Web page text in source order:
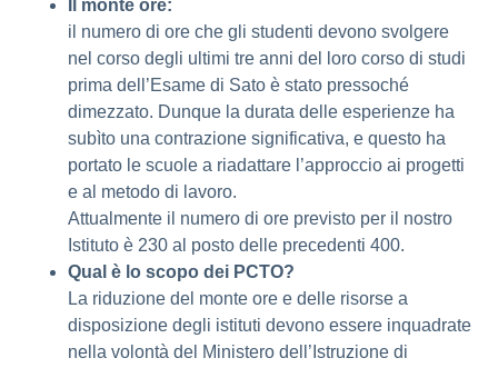
Il monte ore:
il numero di ore che gli studenti devono svolgere
nel corso degli ultimi tre anni del loro corso di studi
prima dell’Esame di Sato è stato pressoché
dimezzato. Dunque la durata delle esperienze ha
subìto una contrazione significativa, e questo ha
portato le scuole a riadattare l’approccio ai progetti
e al metodo di lavoro.
Attualmente il numero di ore previsto per il nostro
Istituto è 230 al posto delle precedenti 400.
Qual è lo scopo dei PCTO?
La riduzione del monte ore e delle risorse a
disposizione degli istituti devono essere inquadrate
nella volontà del Ministero dell’Istruzione di